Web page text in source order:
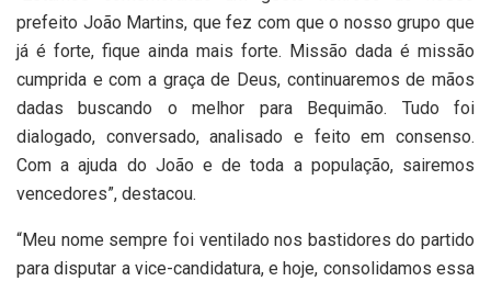
prefeito João Martins, que fez com que o nosso grupo que
já é forte, fique ainda mais forte. Missão dada é missão
cumprida e com a graça de Deus, continuaremos de mãos
dadas buscando o melhor para Bequimão. Tudo foi
dialogado, conversado, analisado e feito em consenso.
Com a ajuda do João e de toda a população, sairemos
vencedores”, destacou.
“Meu nome sempre foi ventilado nos bastidores do partido
para disputar a vice-candidatura, e hoje, consolidamos essa